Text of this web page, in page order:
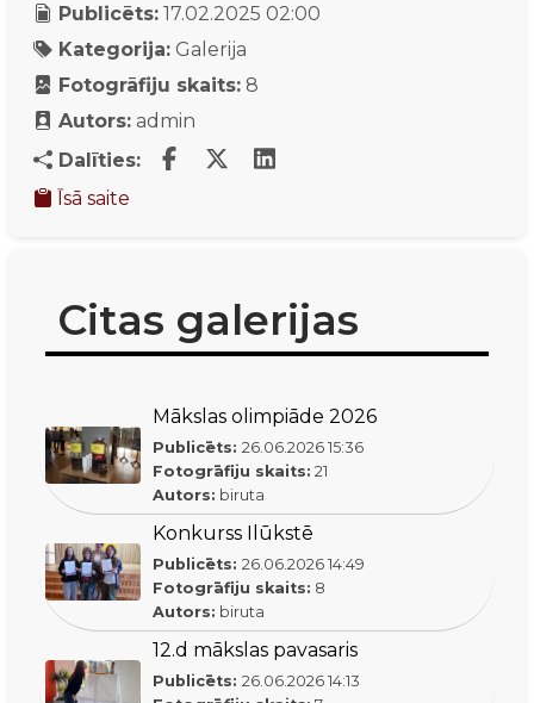
Publicēts: 17.02.2025 02:00
Kategorija: Galerija
Fotogrāfiju skaits: 8
Autors: admin
Dalīties:
Īsā saite
Citas galerijas
Mākslas olimpiāde 2026
Publicēts: 26.06.2026 15:36
Fotogrāfiju skaits: 21
Autors: biruta
Konkurss Ilūkstē
Publicēts: 26.06.2026 14:49
Fotogrāfiju skaits: 8
Autors: biruta
12.d mākslas pavasaris
Publicēts: 26.06.2026 14:13